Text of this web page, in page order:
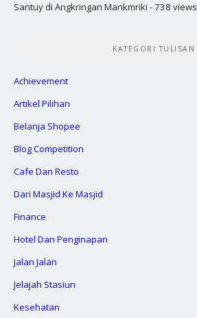
Santuy di Angkringan Mankmriki - 738 views
KATEGORI TULISAN
Achievement
Artikel Pilihan
Belanja Shopee
Blog Competition
Cafe Dan Resto
Dari Masjid Ke Masjid
Finance
Hotel Dan Penginapan
Jalan Jalan
Jelajah Stasiun
Kesehatan